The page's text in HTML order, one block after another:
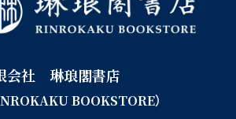
会社 琳琅閣書店
BOOKSTORE）